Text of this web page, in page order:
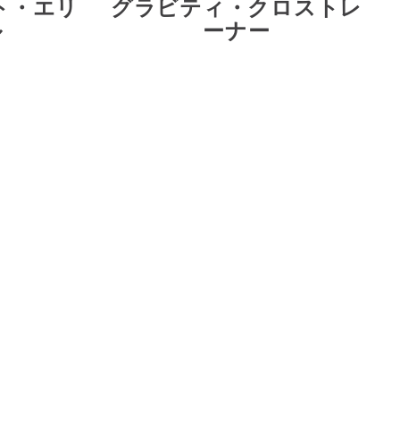
エリ
グラビティ・クロストレ
ーナー